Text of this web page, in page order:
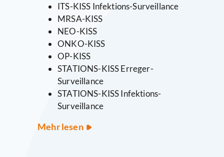
ITS-KISS Infektions-Surveillance
MRSA-KISS
NEO-KISS
ONKO-KISS
OP-KISS
STATIONS-KISS Erreger-
Surveillance
STATIONS-KISS Infektions-
Surveillance
Mehr lesenKISS-